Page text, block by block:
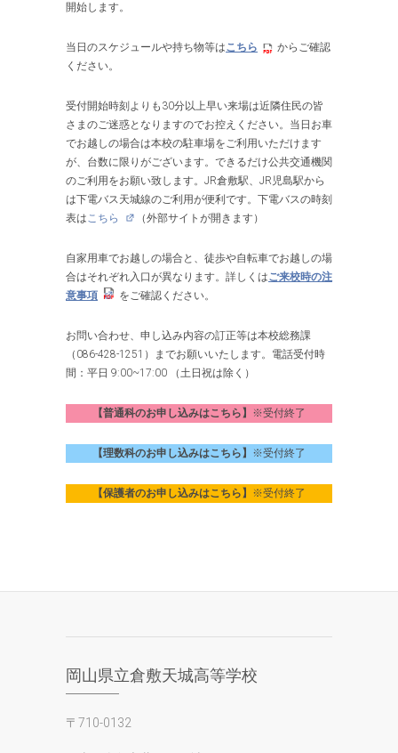
開始します。
当日のスケジュールや持ち物等はこちら
からご確認
ください。
受付開始時刻よりも30分以上早い来場は近隣住民の皆
さまのご迷惑となりますのでお控えください。当日お車
でお越しの場合は本校の駐車場をご利用いただけます
が、台数に限りがございます。できるだけ公共交通機関
のご利用をお願い致します。JR倉敷駅、JR児島駅から
は下電バス天城線のご利用が便利です。下電バスの時刻
表はこちら （外部サイトが開きます）
自家用車でお越しの場合と、徒歩や自転車でお越しの場
合はそれぞれ入口が異なります。詳しくはご来校時の注
意事項
をご確認ください。
お問い合わせ、申し込み内容の訂正等は本校総務課
（086-428-1251）までお願いいたします。電話受付時
間：平日 9:00~17:00 （土日祝は除く）
【普通科のお申し込みはこちら】 ※受付終了
【理数科のお申し込みはこちら】 ※受付終了
【保護者のお申し込みはこちら】 ※受付終了
岡山県立倉敷天城高等学校
〒710-0132